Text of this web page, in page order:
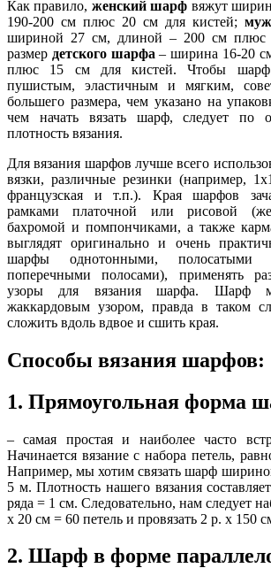
Как правило, женский шарф вяжут
190-200 см плюс 20 см для кистей;
шириной 27 см, длиной – 200 см плюс
размер детского шарфа – ширина 16-20
плюс 15 см для кистей. Чтобы шарф
пушистым, эластичным и мягким,
большего размера, чем указано на
чем начать вязать шарф, следует по
плотность вязания.
Для вязания шарфов лучше всего
вязки, различные резинки (например, 1х1
французская и т.п.). Края шарфов
рамкамиплаточной илирисовой
бахромой и помпончиками, а также
выглядят оригинально и очень
шарфы однотонными, полосатыми
поперечными полосами), применять
узоры для вязания шарфа. Шарф
жаккардовым узором, правда в таком
сложить вдоль вдвое и сшить края.
Способы вязания шарфов:
1. Прямоугольная форма
– самая простая и наиболее часто
Начинается вязание с набора петель,
Например, мы хотим связать шарф
5 м. Плотность нашего вязания
ряда = 1 см. Следовательно, нам следует
х 20 см = 60 петель и провязать 2 р. х 150
2. Шарф в форме